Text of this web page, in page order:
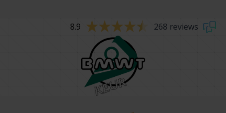
8.9 268 reviews